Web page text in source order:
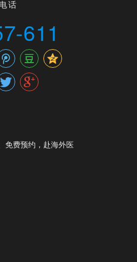
话
611
免费预约，赴海外医